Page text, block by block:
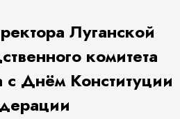
Луганской
комитета
Днём Конституции